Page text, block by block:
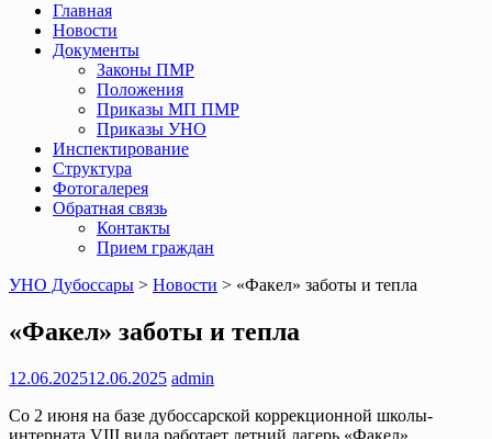
Главная
Новости
Документы
Законы ПМР
Положения
Приказы МП ПМР
Приказы УНО
Инспектирование
Структура
Фотогалерея
Обратная связь
Контакты
Прием граждан
УНО Дубоссары > Новости > «Факел» заботы и тепла
«Факел» заботы и тепла
12.06.202512.06.2025 admin
Со 2 июня на базе дубоссарской коррекционной школы-
интерната VIII вида работает летний лагерь «Факел».